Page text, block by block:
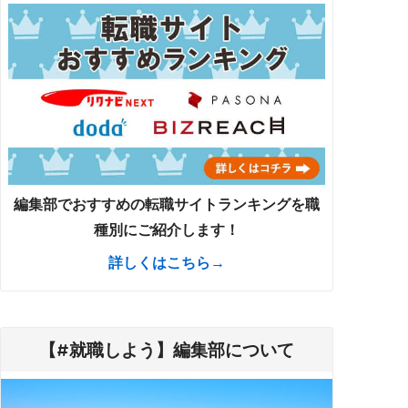
編集部でおすすめの転職サイトランキングを職
種別にご紹介します！
詳しくはこちら→
【#就職しよう】編集部について